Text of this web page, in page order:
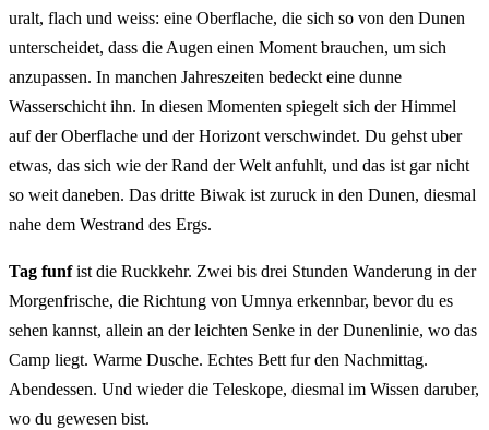
uralt, flach und weiss: eine Oberflache, die sich so von den Dunen
unterscheidet, dass die Augen einen Moment brauchen, um sich
anzupassen. In manchen Jahreszeiten bedeckt eine dunne
Wasserschicht ihn. In diesen Momenten spiegelt sich der Himmel
auf der Oberflache und der Horizont verschwindet. Du gehst uber
etwas, das sich wie der Rand der Welt anfuhlt, und das ist gar nicht
so weit daneben. Das dritte Biwak ist zuruck in den Dunen, diesmal
nahe dem Westrand des Ergs.
Tag funfist die Ruckkehr. Zwei bis drei Stunden Wanderung in der
Morgenfrische, die Richtung von Umnya erkennbar, bevor du es
sehen kannst, allein an der leichten Senke in der Dunenlinie, wo das
Camp liegt. Warme Dusche. Echtes Bett fur den Nachmittag.
Abendessen. Und wieder die Teleskope, diesmal im Wissen daruber,
wo du gewesen bist.